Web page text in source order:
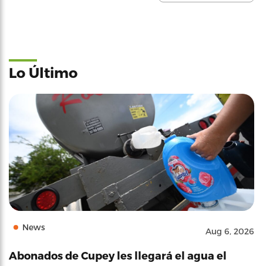
Lo Último
News Aug 6, 2026
Abonados de Cupey les llegará el agua el